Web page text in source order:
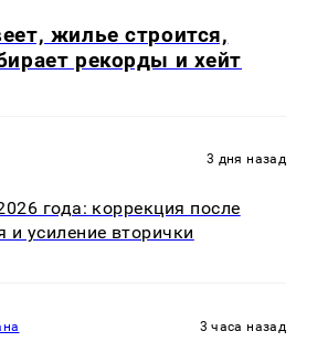
жилье строится,
рекорды и хейт
3 дня назад
года: коррекция после
и усиление вторички
3 часа назад